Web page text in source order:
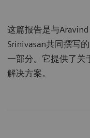
这篇报告是与Aravind
Srinivasan共同撰写
一部分。它提供了关
解决方案。